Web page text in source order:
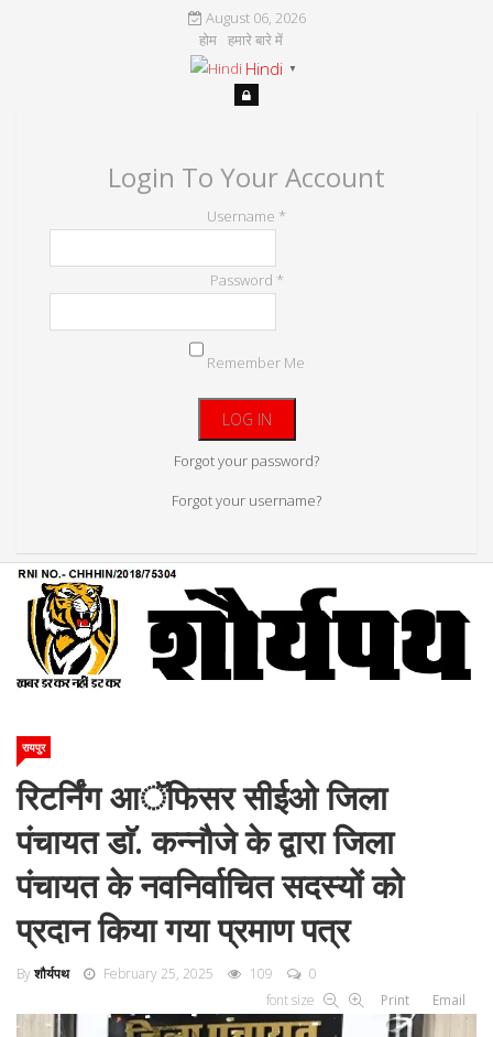
August 06, 2026
होम हमारे बारे में
Hindi ▼
Login To Your Account
Username *
Password *
Remember Me
Forgot your password?
Forgot your username?
रायपुर
रिटर्निंग आॅफिसर सीईओ जिला
पंचायत डाॅ. कन्नौजे के द्वारा जिला
पंचायत के नवनिर्वाचित सदस्यों को
प्रदान किया गया प्रमाण पत्र
Byशौर्यपथ February 25, 2025 109
0
font size
Print Email